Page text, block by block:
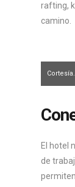
rafting,
camino.
Cortesía.
El hotel
de